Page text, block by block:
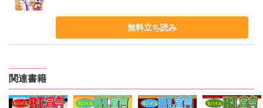
無料立ち読み
関連書籍